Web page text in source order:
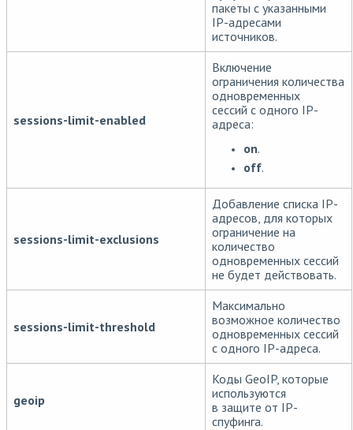
пакеты с указанными
IP-адресами
источников.
sessions-limit-enabled
Включение
ограничения количества
одновременных
сессий с одного IP-
адреса:
on.
off.
sessions-limit-exclusions
Добавление списка IP-
адресов, для которых
ограничение на
количество
одновременных сессий
не будет действовать.
sessions-limit-threshold
Максимально
возможное количество
одновременных сессий
с одного IP-адреса.
geoip
Коды GeoIP, которые
используются
в защите от IP-
спуфинга.